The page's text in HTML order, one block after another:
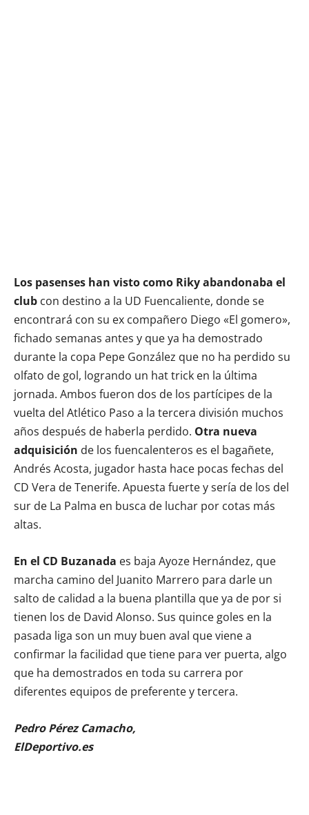
Los pasenses han visto como Riky abandonaba el
club con destino a la UD Fuencaliente, donde se
encontrará con su ex compañero Diego «El gomero»,
fichado semanas antes y que ya ha demostrado
durante la copa Pepe González que no ha perdido su
olfato de gol, logrando un hat trick en la última
jornada. Ambos fueron dos de los partícipes de la
vuelta del Atlético Paso a la tercera división muchos
años después de haberla perdido. Otra nueva
adquisición de los fuencalenteros es el bagañete,
Andrés Acosta, jugador hasta hace pocas fechas del
CD Vera de Tenerife. Apuesta fuerte y sería de los del
sur de La Palma en busca de luchar por cotas más
altas.
En el CD Buzanada es baja Ayoze Hernández, que
marcha camino del Juanito Marrero para darle un
salto de calidad a la buena plantilla que ya de por si
tienen los de David Alonso. Sus quince goles en la
pasada liga son un muy buen aval que viene a
confirmar la facilidad que tiene para ver puerta, algo
que ha demostrados en toda su carrera por
diferentes equipos de preferente y tercera.
Pedro Pérez Camacho,
ElDeportivo.es